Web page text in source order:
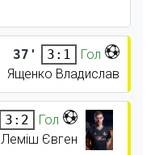
37' 3:1
Гол
Ященко Владислав
3:2
Гол
Леміш Євген